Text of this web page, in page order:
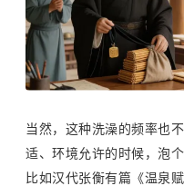
当然，这种洗澡的频率也
适、环境允许的时候，泡
比如汉代张衡有篇《温泉